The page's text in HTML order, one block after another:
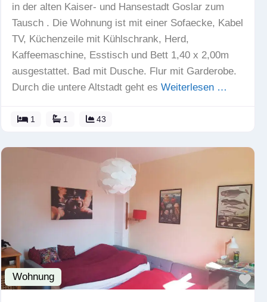
in der alten Kaiser- und Hansestadt Goslar zum
Tausch . Die Wohnung ist mit einer Sofaecke, Kabel
TV, Küchenzeile mit Kühlschrank, Herd,
Kaffeemaschine, Esstisch und Bett 1,40 x 2,00m
ausgestattet. Bad mit Dusche. Flur mit Garderobe.
Durch die untere Altstadt geht es Weiterlesen …
1 1 43
Wohnung